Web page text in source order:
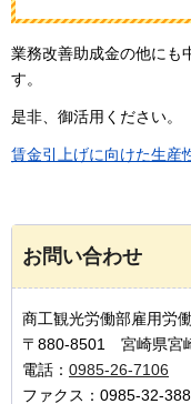
業務改善助成金の他にも
す。
是非、御活用ください。
賃金引上げに向けた生産
お問い合わせ
商工観光労働部雇用労
〒880-8501 宮崎県宮
電話： 0985-26-7106
ファクス：0985-32-